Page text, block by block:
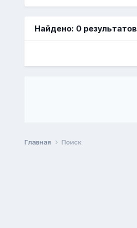
Найдено: 0 результатов
Главная Поиск